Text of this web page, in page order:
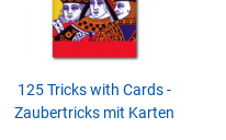
125 Tricks with Cards -
Zaubertricks mit Karten